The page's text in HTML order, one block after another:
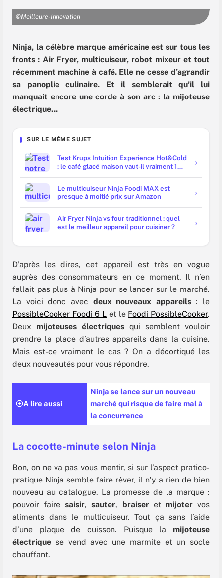
©Meilleure-Innovation
Ninja, la célèbre marque américaine est sur tous les
fronts : Air Fryer, multicuiseur, robot mixeur et tout
récemment machine à café. Elle ne cesse d’agrandir
sa panoplie culinaire. Et il semblerait qu’il lui
manquait encore une corde à son arc : la mijoteuse
électrique…
SUR LE MÊME SUJET
Test Krups Intuition Experience Hot&Cold
: le café glacé maison vaut-il vraiment 1
Le multicuiseur Ninja Foodi MAX est
presque à moitié prix sur Amazon
Air Fryer Ninja vs four traditionnel : quel
est le meilleur appareil pour cuisiner ?
D’après les dires, cet appareil est très en vogue
auprès des consommateurs en ce moment. Il n’en
fallait pas plus à Ninja pour se lancer sur le marché.
La voici donc avec deux nouveaux appareils: le
PossibleCooker Foodi 6 L et le Foodi PossibleCooker.
Deux mijoteuses électriques qui semblent vouloir
prendre la place d’autres appareils dans la cuisine.
Mais est-ce vraiment le cas ? On a décortiqué les
deux nouveautés pour vous répondre.
A lire aussi
Ninja se lance sur un nouveau
marché qui risque de faire mal à
la concurrence
La cocotte-minute selon Ninja
Bon, on ne va pas vous mentir, si sur l’aspect pratico-
pratique Ninja semble faire rêver, il n’y a rien de bien
nouveau au catalogue. La promesse de la marque :
pouvoir fairesaisir,sauter, braiseret mijotervos
aliments dans le multicuiseur. Tout ça sans l’aide
d’une plaque de cuisson. Puisque la mijoteuse
électrique se vend avec une marmite et un socle
chauffant.